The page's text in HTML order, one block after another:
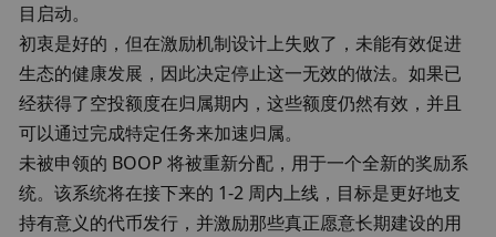
目启动。
初衷是好的，但在激励机制设计上失败了，未能有效促进
生态的健康发展，因此决定停止这一无效的做法。如果已
经获得了空投额度在归属期内，这些额度仍然有效，并且
可以通过完成特定任务来加速归属。
未被申领的 BOOP 将被重新分配，用于一个全新的奖励系
统。该系统将在接下来的 1-2 周内上线，目标是更好地支
持有意义的代币发行，并激励那些真正愿意长期建设的用